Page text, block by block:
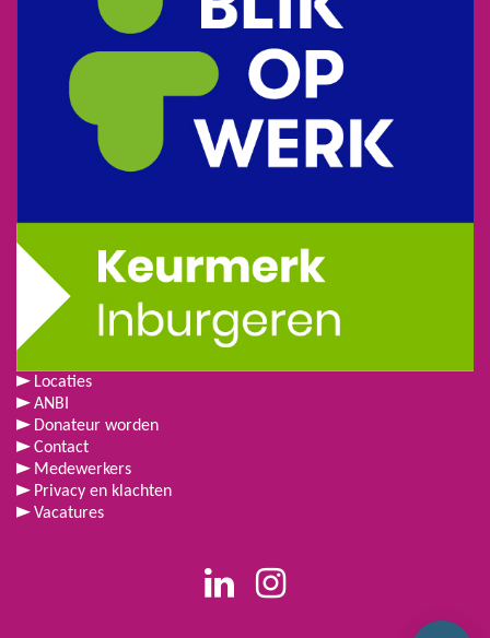
Locaties
ANBI
Donateur worden
Contact
Medewerkers
Privacy en klachten
Vacatures